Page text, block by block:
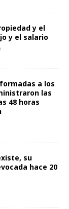
y el
y el salario
a los
las
48 horas
su
hace 20